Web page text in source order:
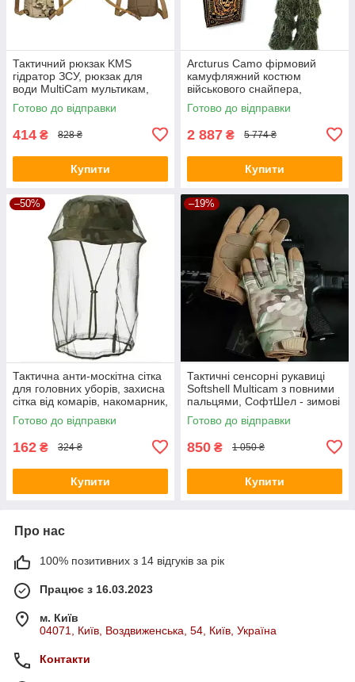
Тактичний рюкзак KMS
гідратор ЗСУ, рюкзак для
води MultiCam мультикам,
питна система 2.5л.
Готово до відправки
414 ₴ 828 ₴
Купити
Arcturus Camo фірмовий
камуфляжний костюм
військового снайпера,
розвідника, 4 предмети
кікімора лісовик
Готово до відправки
2 887 ₴ 5 774 ₴
Купити
–50%
Тактична анти-москітна сітка
для головних уборів, захисна
сітка від комарів, накомарник,
колір олива
Готово до відправки
162 ₴ 324 ₴
Купити
–19%
Тактичні сенсорні рукавиці
Softshell Multicam з повними
пальцями, СофтШел - зимові
бойові рукавички з Touch
Screen
Готово до відправки
850 ₴ 1 050 ₴
Купити
Про нас
100% позитивних з 14 відгуків за рік
Працює з 16.03.2023
м. Київ
04071, Київ, Воздвиженська, 54, Київ, Україна
Контакти